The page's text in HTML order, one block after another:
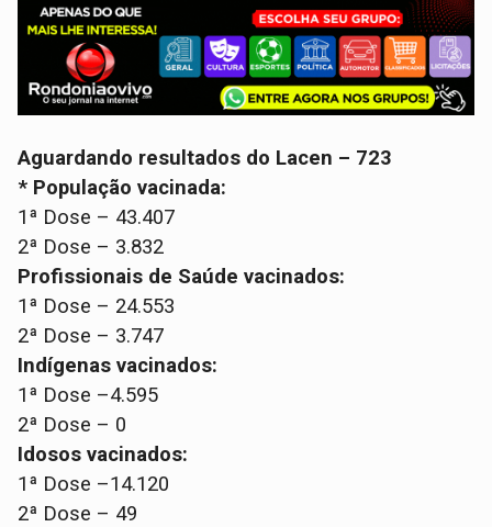
Aguardando resultados do Lacen – 723
* População vacinada:
1ª Dose – 43.407
2ª Dose – 3.832
Profissionais de Saúde vacinados:
1ª Dose – 24.553
2ª Dose – 3.747
Indígenas vacinados:
1ª Dose –4.595
2ª Dose – 0
Idosos vacinados:
1ª Dose –14.120
2ª Dose – 49